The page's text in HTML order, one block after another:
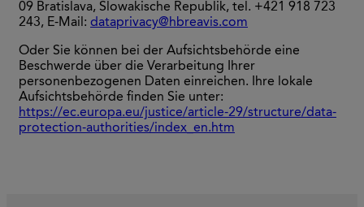
09 Bratislava, Slowakische Republik, tel. +421 918 723
243, E-Mail: dataprivacy@hbreavis.com
Oder Sie können bei der Aufsichtsbehörde eine
Beschwerde über die Verarbeitung Ihrer
personenbezogenen Daten einreichen. Ihre lokale
Aufsichtsbehörde finden Sie unter:
https://ec.europa.eu/justice/article-29/structure/data-
protection-authorities/index_en.htm